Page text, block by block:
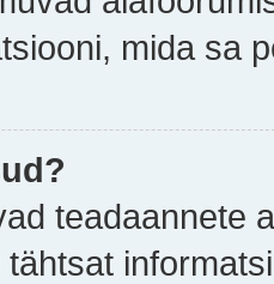
mida sa
teadaannete